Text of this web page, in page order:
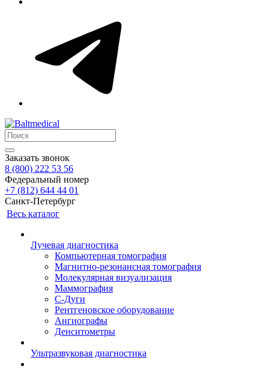
Заказать звонок
8 (800) 222 53 56
Федеральный номер
+7 (812) 644 44 01
Санкт-Петербург
Весь каталог
Лучевая диагностика
Компьютерная томография
Магнитно-резонансная томография
Молекулярная визуализация
Маммография
С-Дуги
Рентгеновское оборудование
Ангиографы
Денситометры
Ультразвуковая диагностика